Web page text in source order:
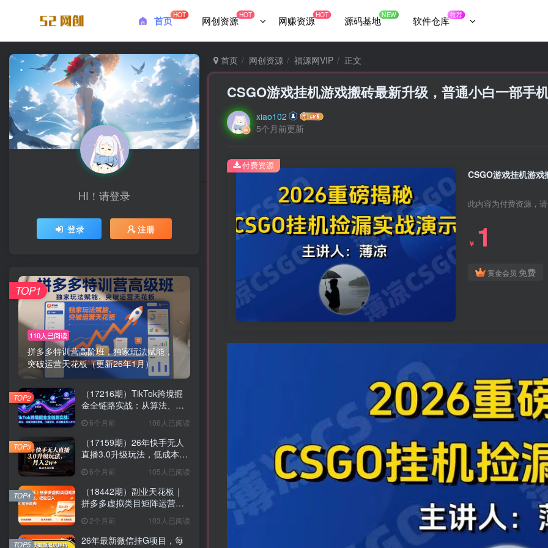
首页HOT 网创资源HOT 网赚资源HOT 源码基地NEW 软件仓库推荐
首页 网创资源 福源网VIP 正文
CSGO游戏挂机游戏搬砖最新升级，普通小白一部手
xiao102
5个月前更新
此内容为付费资源，
￥ 1
黄金会员 免费
付费资源
HI！请登录
登录 注册
110人已阅读
拼多多特训营高阶班，独家玩法赋能，
突破运营天花板（更新26年1月）
TOP1
（17216期）TikTok跨境掘
金全链路实战：从算法、选
品到团队管理，打通闭环，
实现稳定月入万刀
6个月前 106人已阅读
TOP2
（17159期）26年快手无人
直播3.0升级玩法，低成本高
6个月前 105人已阅读
TOP3
（18442期）副业天花板｜
拼多多虚拟类目矩阵运营全
攻略，轻松日入 1K 可长期
做2个月前 103人已阅读
TOP4
26年最新微信挂G项目，每
TOP5